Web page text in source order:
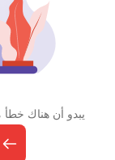
يبدو أن هناك